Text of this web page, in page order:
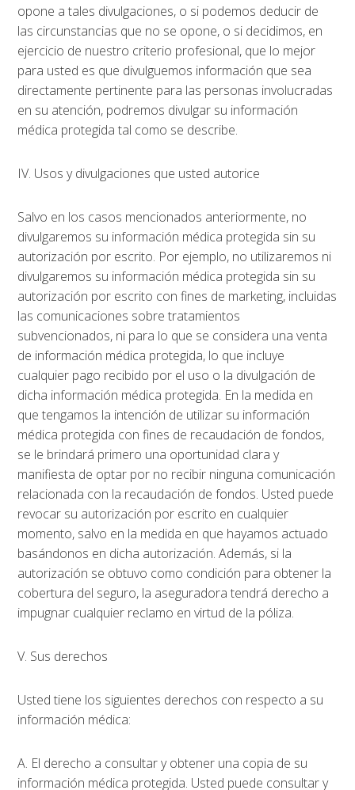
opone a tales divulgaciones, o si podemos deducir de
las circunstancias que no se opone, o si decidimos, en
ejercicio de nuestro criterio profesional, que lo mejor
para usted es que divulguemos información que sea
directamente pertinente para las personas involucradas
en su atención, podremos divulgar su información
médica protegida tal como se describe.
IV. Usos y divulgaciones que usted autorice
Salvo en los casos mencionados anteriormente, no
divulgaremos su información médica protegida sin su
autorización por escrito. Por ejemplo, no utilizaremos ni
divulgaremos su información médica protegida sin su
autorización por escrito con fines de marketing, incluidas
las comunicaciones sobre tratamientos
subvencionados, ni para lo que se considera una venta
de información médica protegida, lo que incluye
cualquier pago recibido por el uso o la divulgación de
dicha información médica protegida. En la medida en
que tengamos la intención de utilizar su información
médica protegida con fines de recaudación de fondos,
se le brindará primero una oportunidad clara y
manifiesta de optar por no recibir ninguna comunicación
relacionada con la recaudación de fondos. Usted puede
revocar su autorización por escrito en cualquier
momento, salvo en la medida en que hayamos actuado
basándonos en dicha autorización. Además, si la
autorización se obtuvo como condición para obtener la
cobertura del seguro, la aseguradora tendrá derecho a
impugnar cualquier reclamo en virtud de la póliza.
V. Sus derechos
Usted tiene los siguientes derechos con respecto a su
información médica:
A. El derecho a consultar y obtener una copia de su
información médica protegida. Usted puede consultar y